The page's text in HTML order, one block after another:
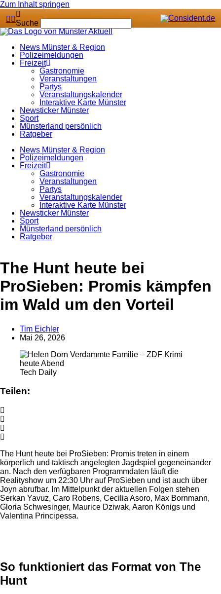
Zum Inhalt springen
Suche
News Münster & Region
Polizeimeldungen
Freizeit
Gastronomie
Veranstaltungen
Partys
Veranstaltungskalender
Interaktive Karte Münster
Newsticker Münster
Sport
Münsterland persönlich
Ratgeber
News Münster & Region
Polizeimeldungen
Freizeit
Gastronomie
Veranstaltungen
Partys
Veranstaltungskalender
Interaktive Karte Münster
Newsticker Münster
Sport
Münsterland persönlich
Ratgeber
Anzeige
The Hunt heute bei
ProSieben: Promis kämpfen
im Wald um den Vorteil
Tim Eichler
Mai 26, 2026
Tech Daily
Teilen:
The Hunt heute bei ProSieben: Promis treten in einem
körperlich und taktisch angelegten Jagdspiel gegeneinander
an. Nach den verfügbaren Programmdaten läuft die
Realityshow um 22:30 Uhr auf ProSieben und ist auch über
Joyn abrufbar. Im Mittelpunkt der aktuellen Folgen stehen
Serkan Yavuz, Caro Robens, Cecilia Asoro, Max Bornmann,
Gloria Schwesinger, Maurice Dziwak, Aaron Königs und
Valentina Principessa.
So funktioniert das Format von The
Hunt